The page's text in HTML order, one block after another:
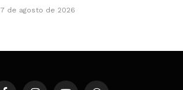
7 de agosto de 2026